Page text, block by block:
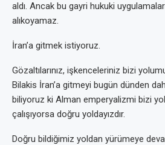
aldı. Ancak bu gayri hukuki
alıkoyamaz.
İran’a gitmek istiyoruz.
Gözaltılarınız, işkenceleriniz bizi
Bilakis İran’a gitmeyi bugün dünden
biliyoruz ki Alman emperyalizmi bizi
çalışıyorsa doğru yoldayızdır.
Doğru bildiğimiz yoldan yürümeye